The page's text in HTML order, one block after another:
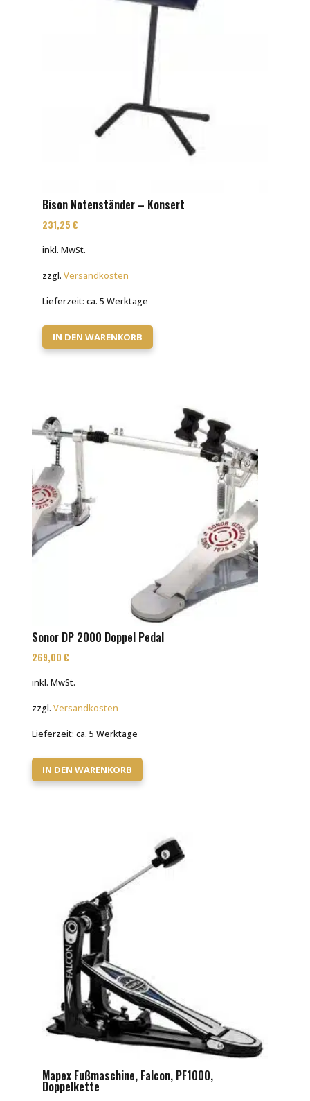
Bison Notenständer – Konsert
231,25 €
inkl. MwSt.
zzgl. Versandkosten
Lieferzeit: ca. 5 Werktage
IN DEN WARENKORB
Sonor DP 2000 Doppel Pedal
269,00€
inkl. MwSt.
zzgl.Versandkosten
Lieferzeit:ca. 5 Werktage
IN DEN WARENKORB
Mapex Fußmaschine, Falcon, PF1000,
Doppelkette